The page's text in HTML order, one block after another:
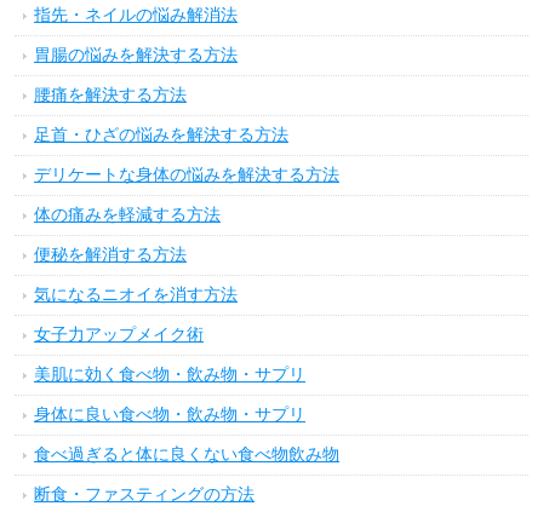
指先・ネイルの悩み解消法
胃腸の悩みを解決する方法
腰痛を解決する方法
足首・ひざの悩みを解決する方法
デリケートな身体の悩みを解決する方法
体の痛みを軽減する方法
便秘を解消する方法
気になるニオイを消す方法
女子力アップメイク術
美肌に効く食べ物・飲み物・サプリ
身体に良い食べ物・飲み物・サプリ
食べ過ぎると体に良くない食べ物飲み物
断食・ファスティングの方法